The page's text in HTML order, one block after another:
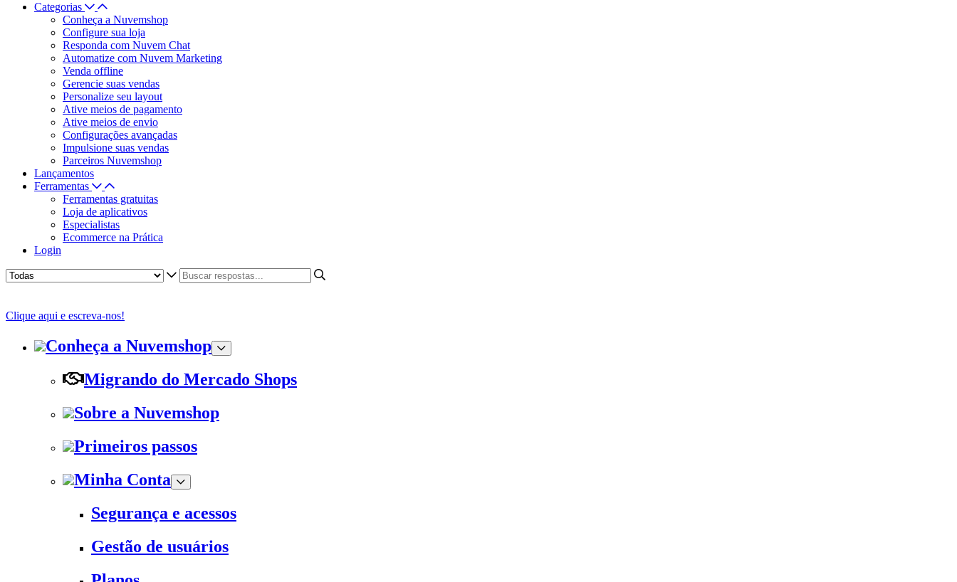
Categorias
Conheça a Nuvemshop
Configure sua loja
Responda com Nuvem Chat
Automatize com Nuvem Marketing
Venda offline
Gerencie suas vendas
Personalize seu layout
Ative meios de pagamento
Ative meios de envio
Configurações avançadas
Impulsione suas vendas
Parceiros Nuvemshop
Lançamentos
Ferramentas
Ferramentas gratuitas
Loja de aplicativos
Especialistas
Ecommerce na Prática
Login
Clique aqui e escreva-nos!
Conheça a Nuvemshop
Migrando do Mercado Shops
Sobre a Nuvemshop
Primeiros passos
Minha Conta
Segurança e acessos
Gestão de usuários